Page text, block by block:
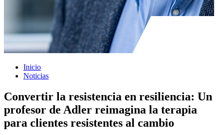
Inicio
Noticias
Convertir la resistencia en resiliencia: Un
profesor de Adler reimagina la terapia
para clientes resistentes al cambio